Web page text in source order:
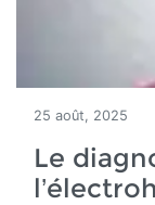
25 août, 2025
Le